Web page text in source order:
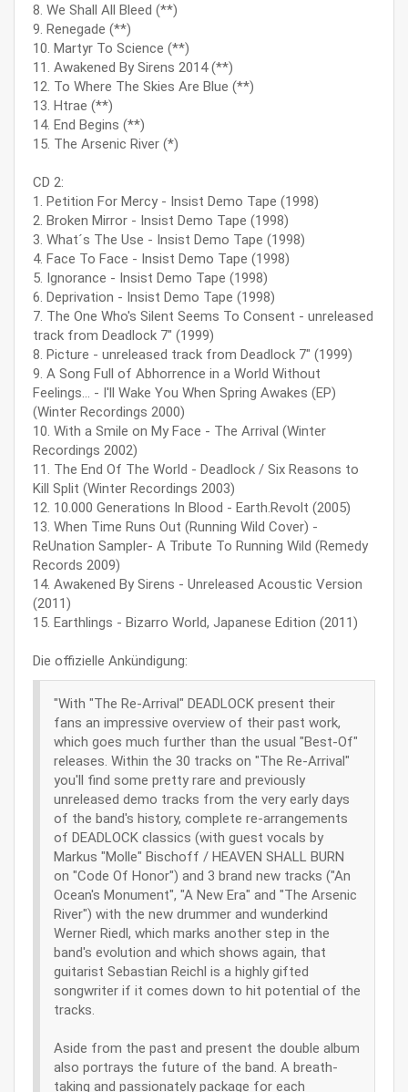
8. We Shall All Bleed (**)
9. Renegade (**)
10. Martyr To Science (**)
11. Awakened By Sirens 2014 (**)
12. To Where The Skies Are Blue (**)
13. Htrae (**)
14. End Begins (**)
15. The Arsenic River (*)
CD 2:
1. Petition For Mercy - Insist Demo Tape (1998)
2. Broken Mirror - Insist Demo Tape (1998)
3. What´s The Use - Insist Demo Tape (1998)
4. Face To Face - Insist Demo Tape (1998)
5. Ignorance - Insist Demo Tape (1998)
6. Deprivation - Insist Demo Tape (1998)
7. The One Who's Silent Seems To Consent - unreleased
track from Deadlock 7" (1999)
8. Picture - unreleased track from Deadlock 7" (1999)
9. A Song Full of Abhorrence in a World Without
Feelings... - I'll Wake You When Spring Awakes (EP)
(Winter Recordings 2000)
10. With a Smile on My Face - The Arrival (Winter
Recordings 2002)
11. The End Of The World - Deadlock / Six Reasons to
Kill Split (Winter Recordings 2003)
12. 10.000 Generations In Blood - Earth.Revolt (2005)
13. When Time Runs Out (Running Wild Cover) -
ReUnation Sampler- A Tribute To Running Wild (Remedy
Records 2009)
14. Awakened By Sirens - Unreleased Acoustic Version
(2011)
15. Earthlings - Bizarro World, Japanese Edition (2011)
Die offizielle Ankündigung:
"With "The Re-Arrival" DEADLOCK present their
fans an impressive overview of their past work,
which goes much further than the usual "Best-Of"
releases. Within the 30 tracks on "The Re-Arrival"
you'll find some pretty rare and previously
unreleased demo tracks from the very early days
of the band's history, complete re-arrangements
of DEADLOCK classics (with guest vocals by
Markus "Molle" Bischoff / HEAVEN SHALL BURN
on "Code Of Honor") and 3 brand new tracks ("An
Ocean's Monument", "A New Era" and "The Arsenic
River") with the new drummer and wunderkind
Werner Riedl, which marks another step in the
band's evolution and which shows again, that
guitarist Sebastian Reichl is a highly gifted
songwriter if it comes down to hit potential of the
tracks.
Aside from the past and present the double album
also portrays the future of the band. A breath-
taking and passionately package for each